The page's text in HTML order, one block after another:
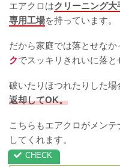
エアクロはクリーニング
専用工場を持っています。
だから家庭では落とせなか
クでスッキリきれいに落と
破いたりほつれたりした場
返却してOK。
こちらもエアクロがメン
してくれます。